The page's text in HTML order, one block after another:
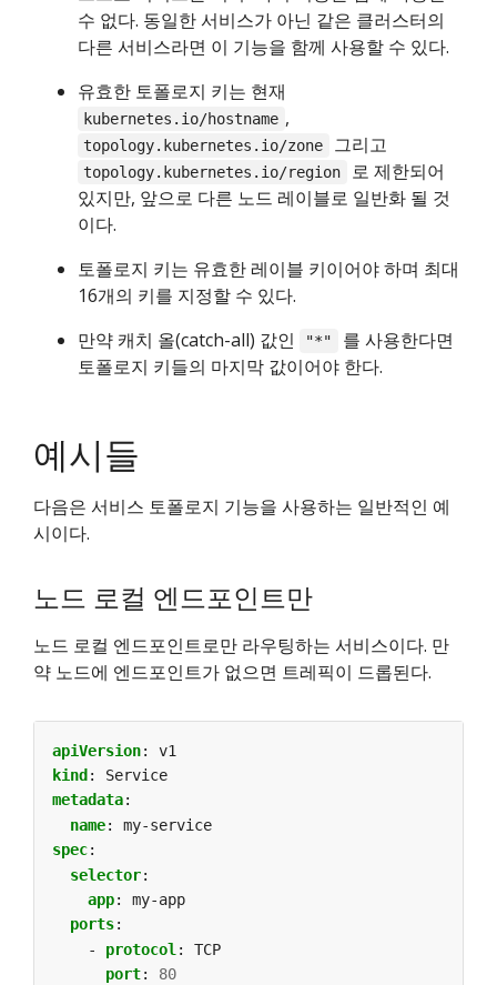
수 없다. 동일한 서비스가 아닌 같은 클러스터의
다른 서비스라면 이 기능을 함께 사용할 수 있다.
유효한 토폴로지 키는 현재
kubernetes.io/hostname ,
topology.kubernetes.io/zone 그리고
topology.kubernetes.io/region
로 제한되어
있지만, 앞으로 다른 노드 레이블로 일반화 될 것
이다.
토폴로지 키는 유효한 레이블 키이어야 하며 최대
16개의 키를 지정할 수 있다.
만약 캐치 올(catch-all) 값인
"*"
를 사용한다면
토폴로지 키들의 마지막 값이어야 한다.
예시들
다음은 서비스 토폴로지 기능을 사용하는 일반적인 예
시이다.
노드 로컬 엔드포인트만
노드 로컬 엔드포인트로만 라우팅하는 서비스이다. 만
약 노드에 엔드포인트가 없으면 트레픽이 드롭된다.
apiVersion:
v1
kind :
Service
metadata:
name:
my-service
spec:
selector:
app:
my-app
ports:
- protocol :
TCP
port:
80